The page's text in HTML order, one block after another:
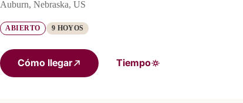
Auburn, Nebraska, US
ABIERTO 9 HOYOS
Cómo llegar Tiempo